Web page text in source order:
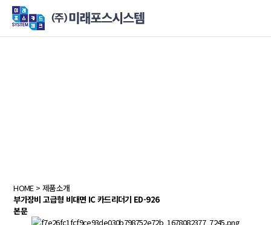
HOME> 제품소개
부가장비 고급형 비대면 IC 카드리더기 ED-926
본문